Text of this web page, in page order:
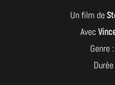
Un film de
Avec
Genre :